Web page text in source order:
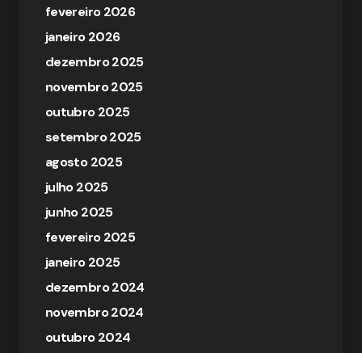
fevereiro 2026
janeiro 2026
dezembro 2025
novembro 2025
outubro 2025
setembro 2025
agosto 2025
julho 2025
junho 2025
fevereiro 2025
janeiro 2025
dezembro 2024
novembro 2024
outubro 2024